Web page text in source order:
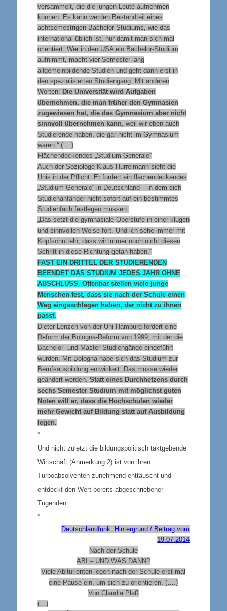
versammelt, die die jungen Leute aufnehmen
können. Es kann werden Bestandteil eines
achtsemestrigen Bachelor-Studiums, wie das
international üblich ist, nur damit man sich mal
orientiert: Wer in den USA ein Bachelor-Studium
aufnimmt, macht vier Semester lang
allgemeinbildende Studien und geht dann erst in
den spezialisierten Studiengang. Mit anderen
Worten: Die Universität wird Aufgaben
übernehmen, die man früher den Gymnasien
zugewiesen hat, die das Gymnasium aber nicht
sinnvoll übernehmen kann , weil wir eben auch
Studierende haben, die gar nicht im Gymnasium
waren.“ (….)
Flächendeckendes „Studium Generale“
Auch der Soziologe Klaus Hurrelmann sieht die
Unis in der Pflicht. Er fordert ein flächendeckendes
„Studium Generale“ in Deutschland – in dem sich
Studienanfänger nicht sofort auf ein bestimmtes
Studienfach festlegen müssen:
„Das setzt die gymnasiale Oberstufe in einer klugen
und sinnvollen Weise fort. Und ich sehe immer mit
Kopfschütteln, dass wir immer noch nicht diesen
Schritt in diese Richtung getan haben.“
FAST EIN DRITTEL DER STUDIERENDEN
BEENDET DAS STUDIUM JEDES JAHR OHNE
ABSCHLUSS. Offenbar stellen viele junge
Menschen fest, dass sie nach der Schule einen
Weg eingeschlagen haben, der nicht zu ihnen
passt.
Dieter Lenzen von der Uni Hamburg fordert eine
Reform der Bologna-Reform von 1999, mit der die
Bachelor- und Master-Studiengänge eingeführt
wurden. Mit Bologna habe sich das Studium zur
Berufsausbildung entwickelt. Das müsse wieder
geändert werden. Statt eines Durchhetzens durch
sechs Semester Studium mit möglichst guten
Noten will er, dass die Hochschulen wieder
mehr Gewicht auf Bildung statt auf Ausbildung
legen.
°
Und nicht zuletzt die bildungspolitisch taktgebende
Wirtschaft (Anmerkung 2) ist von ihren
Turboabsolventen zunehmend enttäuscht und
entdeckt den Wert bereits abgeschriebener
Tugenden:
°
Deutschlandfunk Hintergrund / Beitrag vom
19.07.2014
Nach der Schule
ABI – UND WAS DANN?
Viele Abiturienten legen nach der Schule erst mal
eine Pause ein, um sich zu orientieren. (….)
Von Claudia Plaß
(…)